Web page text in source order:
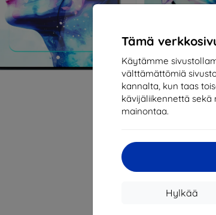
Tämä
Käytämme
välttämättömiä
kannalta, kun taas
kävijäliikennettä
mainontaa.
Hylkää